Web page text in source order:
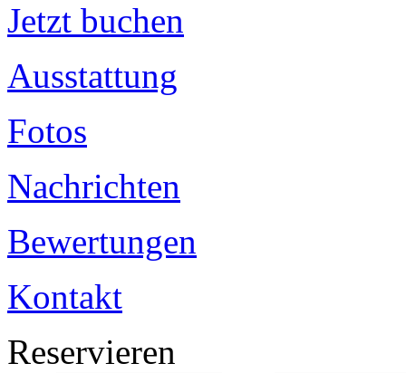
Jetzt buchen
Ausstattung
Fotos
Nachrichten
Bewertungen
Kontakt
Reservieren